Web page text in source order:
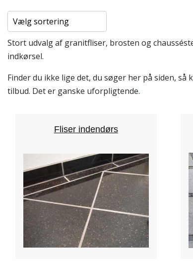
Stort udvalg af granitfliser, brosten og
indkørsel.
Finder du ikke lige det, du søger her på siden,
tilbud. Det er ganske uforpligtende.
Fliser indendørs